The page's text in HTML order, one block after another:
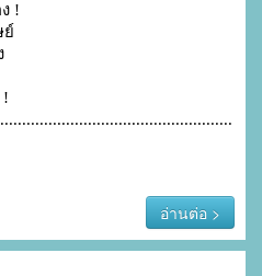
!
ย์
!
อ่านต่อ >